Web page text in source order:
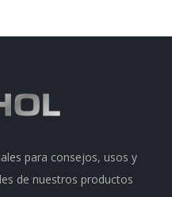
para consejos, usos y
de nuestros productos